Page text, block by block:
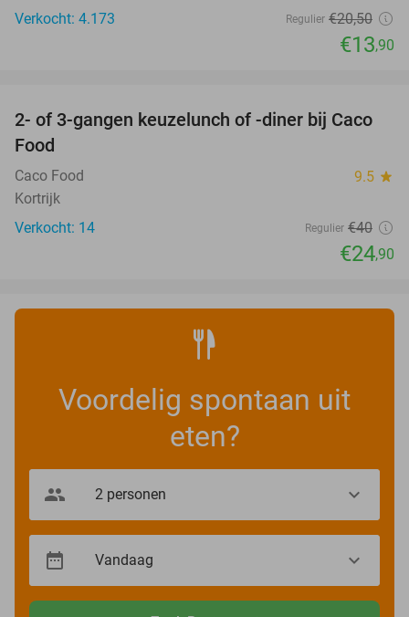
Verkocht: 4.173
Regulier €20,50
€13,90
38%
2- of 3-gangen keuzelunch of -diner bij Caco
Food
Caco Food 9.5 star
Kortrijk
Verkocht: 14
Regulier €40
€24,90
Voordelig spontaan uit
eten?